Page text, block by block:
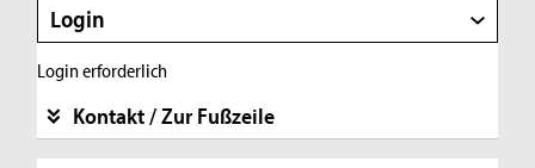
Login
Login erforderlich
Kontakt / Zur Fußzeile